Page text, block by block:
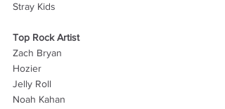
Stray Kids
Top Rock Artist
Zach Bryan
Hozier
Jelly Roll
Noah Kahan